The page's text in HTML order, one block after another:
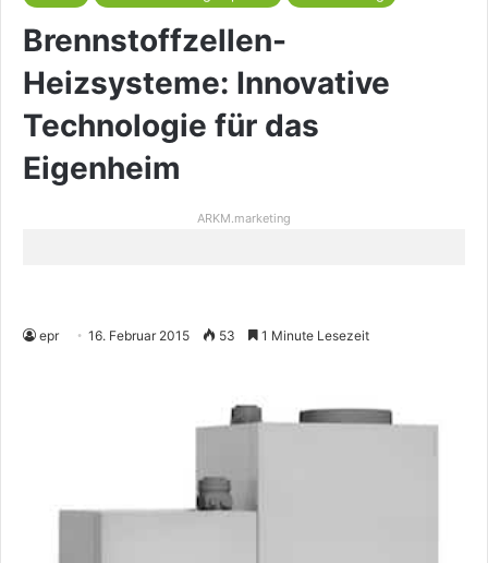
Brennstoffzellen-
Heizsysteme: Innovative
Technologie für das
Eigenheim
ARKM.marketing
epr 16. Februar 2015 53 1 Minute Lesezeit